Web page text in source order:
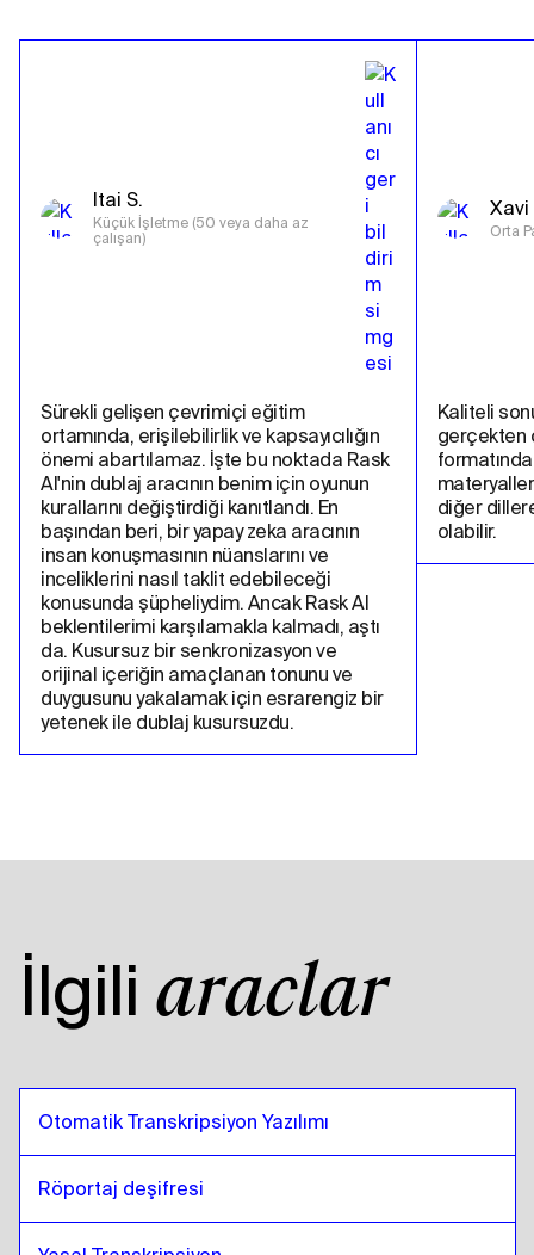
Itai S.
Küçük İşletme (50 veya daha az
çalışan)
Sürekli gelişen çevrimiçi eğitim
ortamında, erişilebilirlik ve kapsayıcılığın
önemi abartılamaz. İşte bu noktada Rask
AI'nin dublaj aracının benim için oyunun
kurallarını değiştirdiği kanıtlandı. En
başından beri, bir yapay zeka aracının
insan konuşmasının nüanslarını ve
inceliklerini nasıl taklit edebileceği
konusunda şüpheliydim. Ancak Rask AI
beklentilerimi karşılamakla kalmadı, aştı
da. Kusursuz bir senkronizasyon ve
orijinal içeriğin amaçlanan tonunu ve
duygusunu yakalamak için esrarengiz bir
yetenek ile dublaj kusursuzdu.
Xavi
Orta
Kaliteli
gerçekten
diğer
olabilir.
İlgili araçlar
Otomatik Transkripsiyon Yazılımı
Röportaj deşifresi